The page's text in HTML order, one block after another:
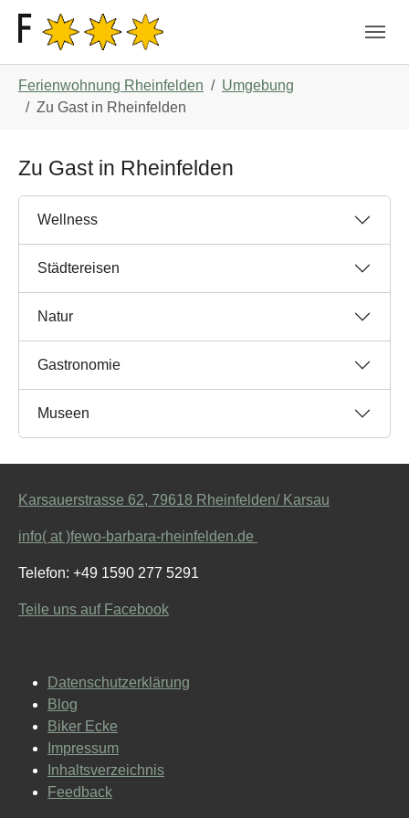
Ferienwohnung Rheinfelden
Umgebung
Zu Gast in Rheinfelden
Zu Gast in Rheinfelden
Wellness
Städtereisen
Natur
Gastronomie
Museen
Karsauerstrasse 62, 79618 Rheinfelden/ Karsau
info( at )fewo-barbara-rheinfelden.de
Telefon: +49 1590 277 5291
Teile uns auf Facebook
Datenschutzerklärung
Blog
Biker Ecke
Impressum
Inhaltsverzeichnis
Feedback